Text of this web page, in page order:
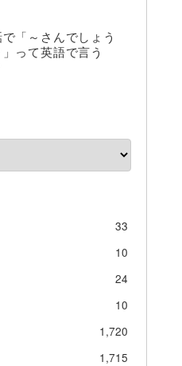
「～さんでしょう
って英語で言う
33
10
24
10
1,720
1,715